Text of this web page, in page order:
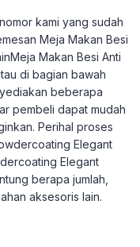
kami yang sudah
Meja Makan Besi
Makan Besi Anti
di bagian bawah
beberapa
pembeli dapat mudah
Perihal proses
Elegant
Elegant
berapa jumlah,
aksesoris lain.